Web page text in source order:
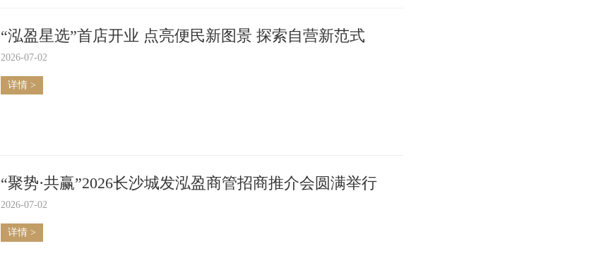
“泓盈星选”首店开业 点亮便民新图景 探索自营新范式
2026-07-02
详情 >
“聚势·共赢”2026长沙城发泓盈商管招商推介会圆满举行
2026-07-02
详情 >